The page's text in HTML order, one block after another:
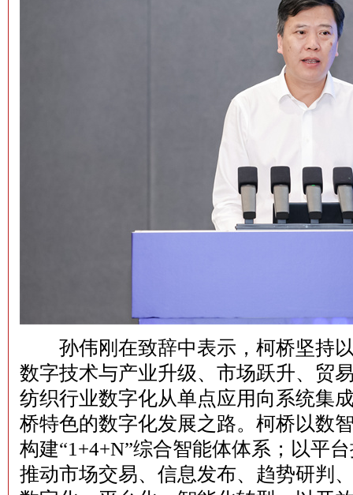
孙伟刚在致辞中表示，柯桥坚持以
数字技术与产业升级、市场跃升、贸
纺织行业数字化从单点应用向系统集
桥特色的数字化发展之路。柯桥以数
构建“1+4+N”综合智能体体系；以平
推动市场交易、信息发布、趋势研判